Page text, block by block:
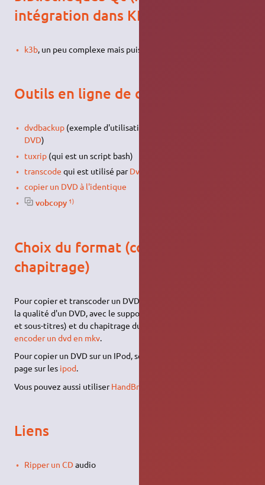
intégration dans KDE)
k3b, un peu complexe mais puissant
Outils en ligne de commande
dvdbackup(exemple d'utilisation pour
DVD)
tuxrip(qui est un script bash)
transcode qui est utilisé parDvdrip
copier un DVD à l'identique
vobcopy 1)
Choix du format (conteneur, codec,
chapitrage)
Pour copier et transcoder un DVD en une vidéo de 700 Mio de
la qualité d'un DVD, avec le support de plusieurs langues (audio
et sous-titres) et du chapitrage du film, voyez cette page-ci :
encoder un dvd en mkv.
Pour copier un DVD sur un IPod, se référer directement à la
page sur les ipod.
Vous pouvez aussi utiliserHandBrake
Liens
Ripper un CDaudio